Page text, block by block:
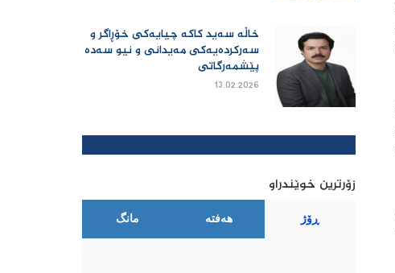
خاڵە سەید کاکە چیایەکی خۆڕاگر و
سەرکردەیەکی مەیدانی و نیو سەدە
پێشمەرگاتی
13.02.2026
زۆرترین خوێندراو
ڕۆژ هەفتە مانگ